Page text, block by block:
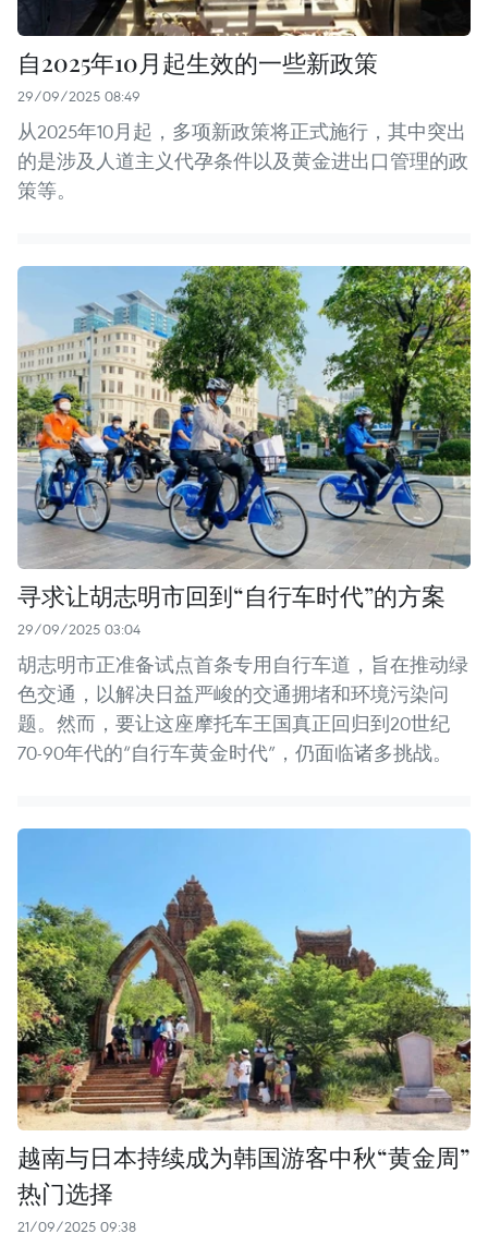
自2025年10月起生效的一些新政策
29/09/2025 08:49
从2025年10月起，多项新政策将正式施行，其中突出
的是涉及人道主义代孕条件以及黄金进出口管理的政
策等。
寻求让胡志明市回到“自行车时代”的方案
29/09/2025 03:04
胡志明市正准备试点首条专用自行车道，旨在推动绿
色交通，以解决日益严峻的交通拥堵和环境污染问
题。然而，要让这座摩托车王国真正回归到20世纪
70-90年代的“自行车黄金时代”，仍面临诸多挑战。
越南与日本持续成为韩国游客中秋“黄金周”
热门选择
21/09/2025 09:38